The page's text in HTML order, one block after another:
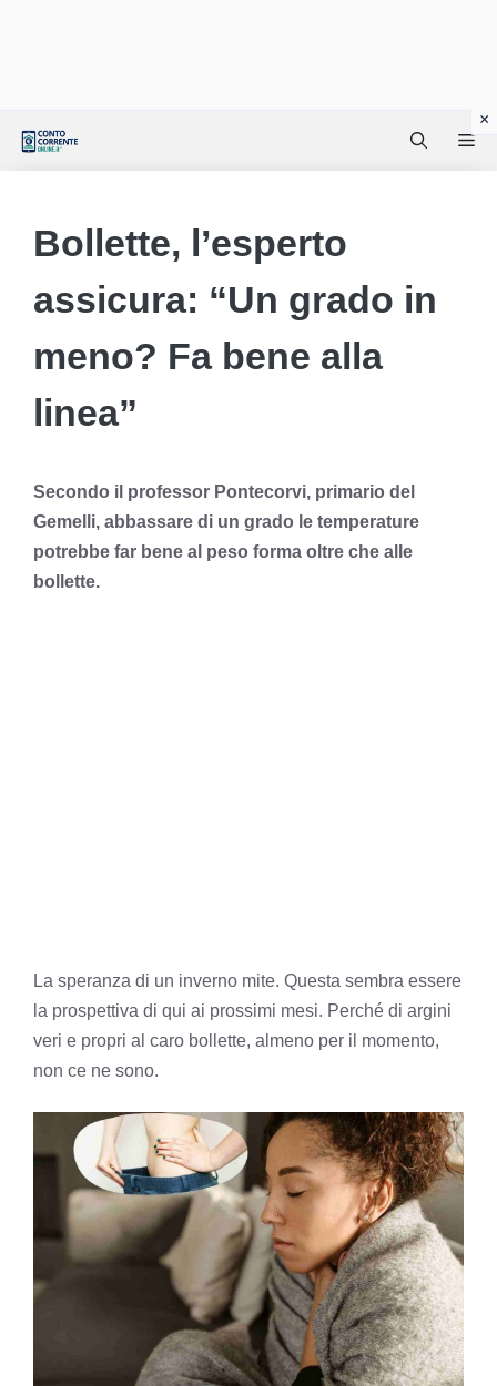
Bollette, l’esperto
assicura: “Un grado in
meno? Fa bene alla
linea”
Secondo il professor Pontecorvi, primario del
Gemelli, abbassare di un grado le temperature
potrebbe far bene al peso forma oltre che alle
bollette.
La speranza di un inverno mite. Questa sembra essere
la prospettiva di qui ai prossimi mesi. Perché di argini
veri e propri al caro bollette, almeno per il momento,
non ce ne sono.